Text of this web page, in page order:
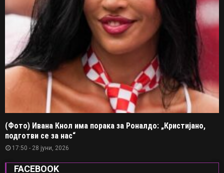
(Фото) Ивана Кнол има порака за Роналдо: „Кристијано,
подготви се за нас“
17:50 - 28 јуни, 2026
FACEBOOK